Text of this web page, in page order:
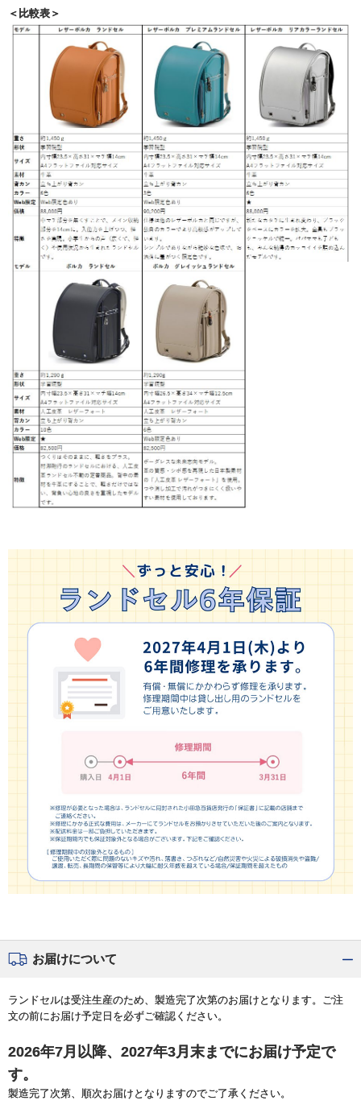
＜比較表＞
お届けについて
ランドセルは受注生産のため、製造完了次第のお届けとなります。ご注
文の前にお届け予定日を必ずご確認ください。
2026年7月以降、2027年3月末までにお届け予定で
す。
製造完了次第、順次お届けとなりますのでご了承ください。